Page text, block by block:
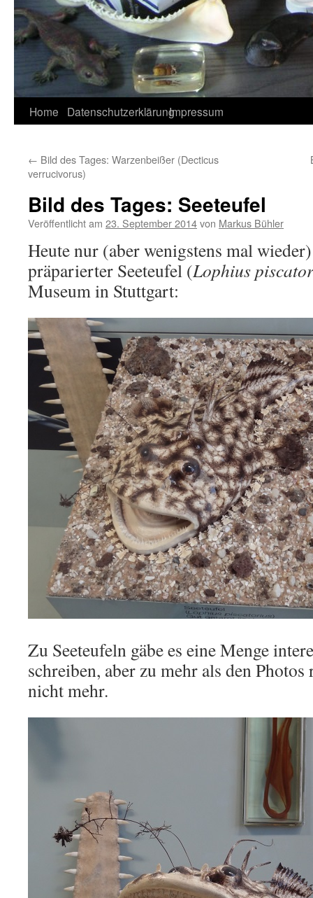
Home DatenschutzerklärungImpressum
← Bild des Tages: Warzenbeißer (Decticus
verrucivorus)
Bild des Tages: Seeteufel
Veröffentlicht am 23. September 2014von Markus Bühler
Heute nur (aber wenigstens mal
präparierter Seeteufel (Lophius
Museum in Stuttgart:
Zu Seeteufeln gäbe es eine Menge
schreiben, aber zu mehr als den
nicht mehr.